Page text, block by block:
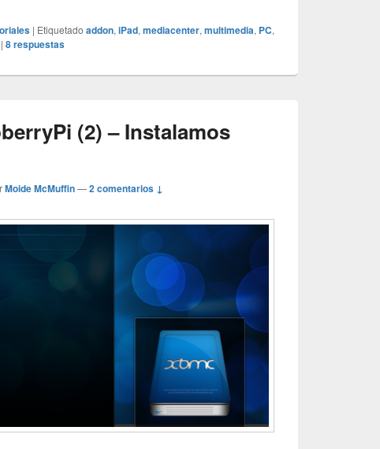
| Etiquetado addon, iPad, mediacenter, multimedia, PC,
| 8respuestas
(2) – Instalamos
Moide McMuffin—2 comentarios ↓